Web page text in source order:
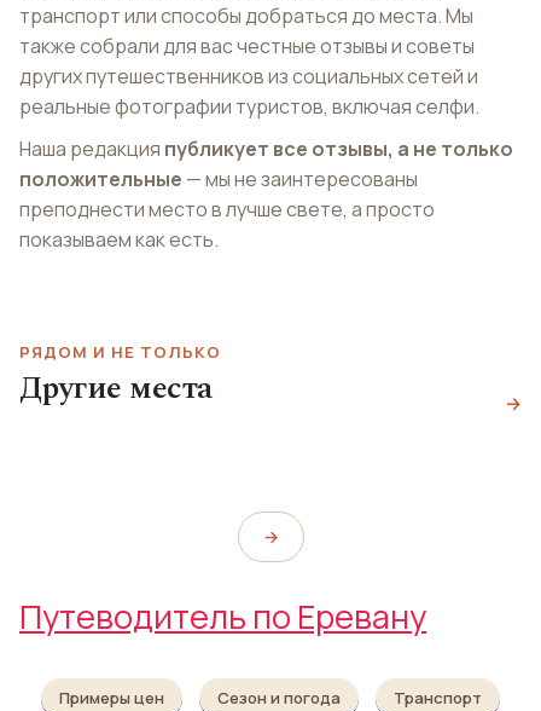
транспорт или способы добраться до места. Мы
также собрали для вас честные отзывы и советы
других путешественников из социальных сетей и
реальные фотографии туристов, включая селфи.
Наша редакция публикует все отзывы, а не только
положительные — мы не заинтересованы
преподнести место в лучше свете, а просто
показываем как есть.
РЯДОМ И НЕ ТОЛЬКО
Другие места →
Ресторан, Паб и Кафе
Vienna Ribs
Сквер Мисака
→
Путеводитель по Еревану
Примеры цен Сезон и погода
Транспорт